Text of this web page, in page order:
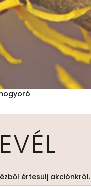
értesülj akciónkról.